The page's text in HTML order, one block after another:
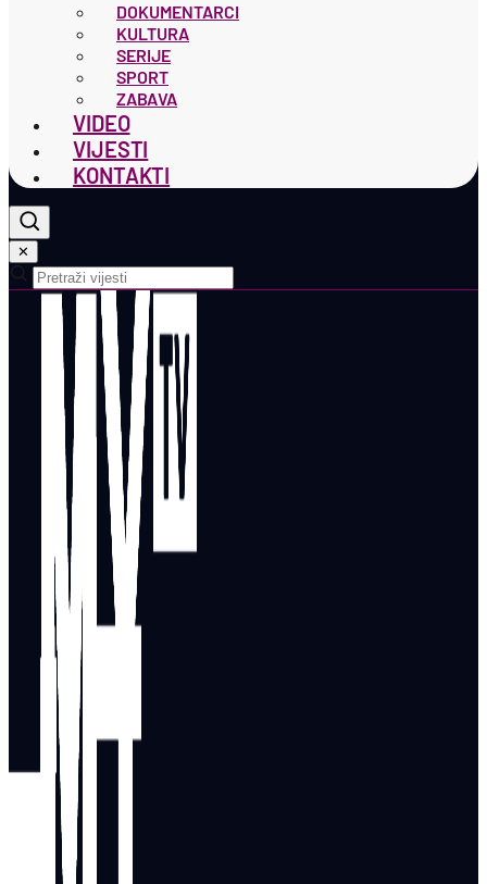
DOKUMENTARCI
KULTURA
SERIJE
SPORT
ZABAVA
VIDEO
VIJESTI
KONTAKTI
✕